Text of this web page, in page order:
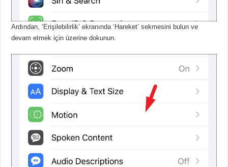
Ardından, ‘Erişilebilirlik’ ekranında ‘Hareket’ sekmesini bulun ve
devam etmek için üzerine dokunun.